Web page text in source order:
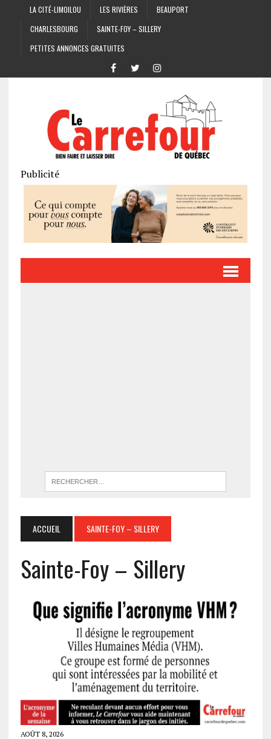
LA CITÉ-LIMOILOU LES RIVIÈRES
BEAUPORT
CHARLESBOURG
SAINTE-FOY – SILLERY
PETITES ANNONCES GRATUITES
Publicité
ACCUEIL SAINTE-FOY – SILLERY
Sainte-Foy – Sillery
AOÛT 8, 2026